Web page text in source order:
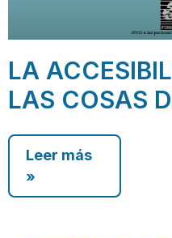
LA
LAS COSAS
Leer más
»